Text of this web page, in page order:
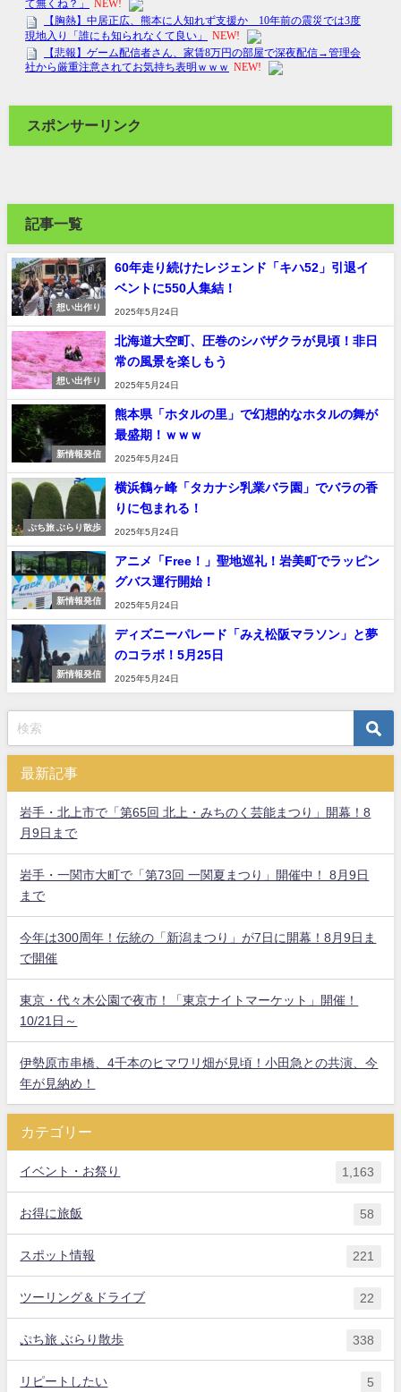
スポンサーリンク
記事一覧
想い出作り
60年走り続けたレジェンド「キハ52」引退イ
ベントに550人集結！
2025年5月24日
想い出作り
北海道大空町、圧巻のシバザクラが見頃！非日
常の風景を楽しもう
2025年5月24日
新情報発信
熊本県「ホタルの里」で幻想的なホタルの舞が
最盛期！ｗｗｗ
2025年5月24日
ぷち旅 ぶらり散歩
横浜鶴ヶ峰「タカナシ乳業バラ園」でバラの香
りに包まれる！
2025年5月24日
新情報発信
アニメ「Free！」聖地巡礼！岩美町でラッピン
グバス運行開始！
2025年5月24日
新情報発信
ディズニーパレード「みえ松阪マラソン」と夢
のコラボ！5月25日
2025年5月24日
最新記事
岩手・北上市で「第65回 北上・みちのく芸能まつり」開幕！8
月9日まで
岩手・一関市大町で「第73回 一関夏まつり」開催中！ 8月9日
まで
今年は300周年！伝統の「新潟まつり」が7日に開幕！8月9日ま
で開催
東京・代々木公園で夜市！「東京ナイトマーケット」開催！
10/21日～
伊勢原市串橋、4千本のヒマワリ畑が見頃！小田急との共演、今
年が見納め！
カテゴリー
イベント・お祭り 1,163
お得に旅飯 58
スポット情報 221
ツーリング＆ドライブ 22
ぷち旅 ぶらり散歩 338
リピートしたい 5